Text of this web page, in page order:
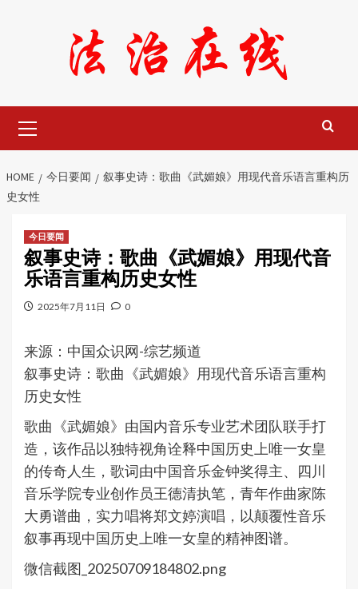
Menu
HOME 今日要闻
叙事史诗：歌曲《武媚娘》用现代音乐语言重构历
史女性
今日要闻
叙事史诗：歌曲《武媚娘》用现代音
乐语言重构历史女性
2025年7月11日 0
来源：中国众识网-综艺频道
叙事史诗：歌曲《武媚娘》用现代音乐语言重构
历史女性
歌曲《武媚娘》由国内音乐专业艺术团队联手打
造，该作品以独特视角诠释中国历史上唯一女皇
的传奇人生，歌词由中国音乐金钟奖得主、四川
音乐学院专业创作员王德清执笔，青年作曲家陈
大勇谱曲，实力唱将郑文婷演唱，以颠覆性音乐
叙事再现中国历史上唯一女皇的精神图谱。
微信截图_20250709184802.png